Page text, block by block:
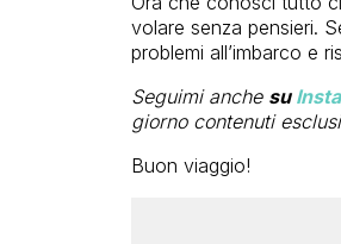
volare senza pensieri.
problemi all’imbarco e
Seguimi anche su
giorno contenuti
Buon viaggio!